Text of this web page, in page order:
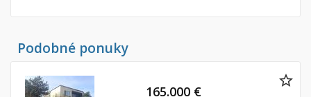
Podobné ponuky
165.000 €